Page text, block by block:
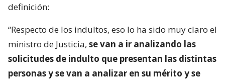
definición:
“Respecto de los indultos, eso lo ha sido muy claro el
ministro de Justicia, se van a ir analizando las
solicitudes de indulto que presentan las distintas
personas y se van a analizar en su mérito y se